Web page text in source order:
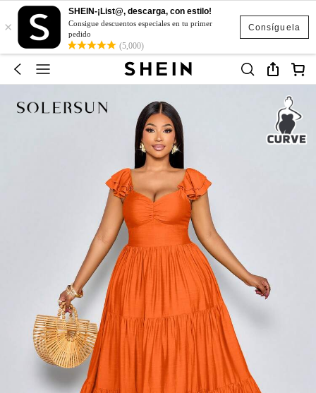
Consíguela
×
SHEIN-¡List@, descarga, con estilo!
Consigue descuentos especiales en tu primer
pedido
(5,000)